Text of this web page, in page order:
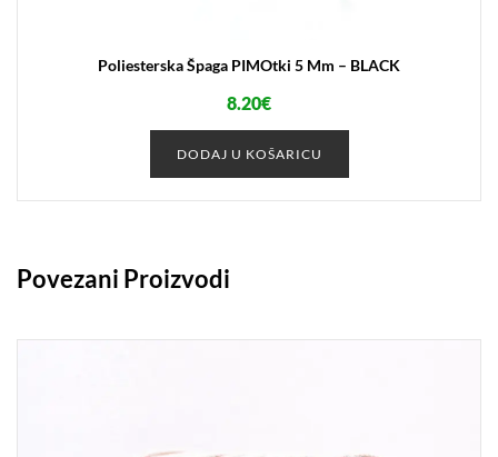
Poliesterska Špaga PIMOtki 5 Mm – BLACK
8.20€
DODAJ U KOŠARICU
Povezani Proizvodi